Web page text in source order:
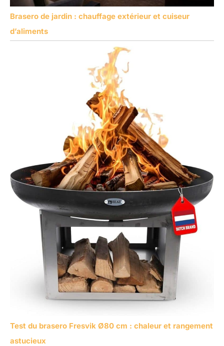
Brasero de jardin : chauffage extérieur et cuiseur
d’aliments
Test du brasero Fresvik Ø80 cm : chaleur et rangement
astucieux